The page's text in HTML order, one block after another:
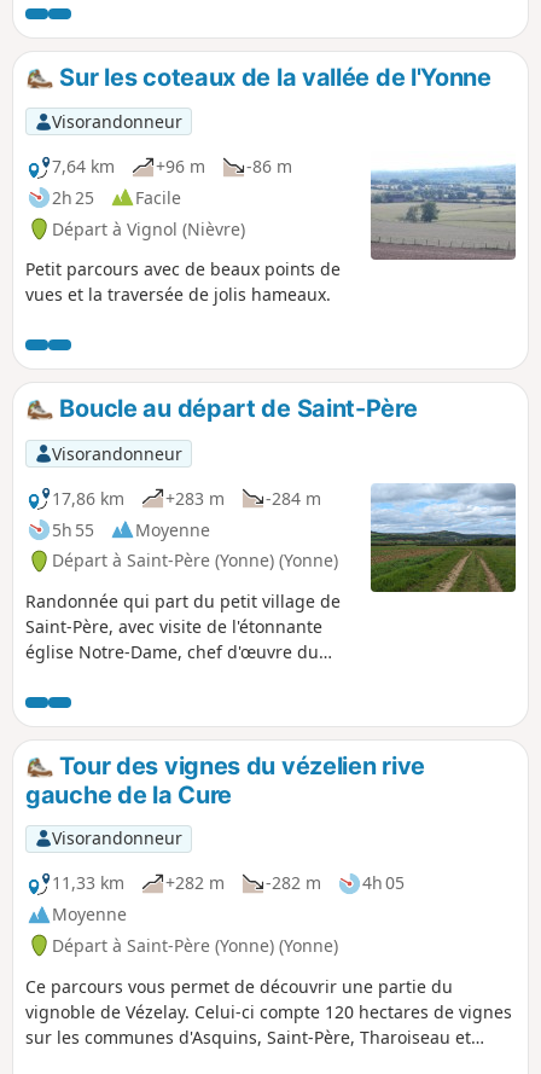
campagne et les forêts du Morvan. Cette
dernière étape de la boucle nous ramène
après un bon parcours à Avallon où vous
retrouverez la rivière du Cousin.
Sur les coteaux de la vallée de l'Yonne
Visorandonneur
7,64 km
+96 m
-86 m
2h 25
Facile
Départ à Vignol (Nièvre)
Petit parcours avec de beaux points de
vues et la traversée de jolis hameaux.
Boucle au départ de Saint-Père
Visorandonneur
17,86 km
+283 m
-284 m
5h 55
Moyenne
Départ à Saint-Père (Yonne) (Yonne)
Randonnée qui part du petit village de
Saint-Père, avec visite de l'étonnante
église Notre-Dame, chef d'œuvre du
les 2 ponts de Pierre-Perthuis et le site
de la Pierre Percée qui domine la vallée
de la Cure. Au retour, variante le long de
la Cure, puis montée en direction des
vignes avec des vues sur Vézelay.
Tour des vignes du vézelien rive
gauche de la Cure
Visorandonneur
11,33 km
+282 m -282 m
4h 05
Moyenne
Départ à Saint-Père (Yonne) (Yonne)
Ce parcours vous permet de découvrir une partie du
vignoble de Vézelay. Celui-ci compte 120 hectares de vignes
sur les communes d'Asquins, Saint-Père, Tharoiseau et